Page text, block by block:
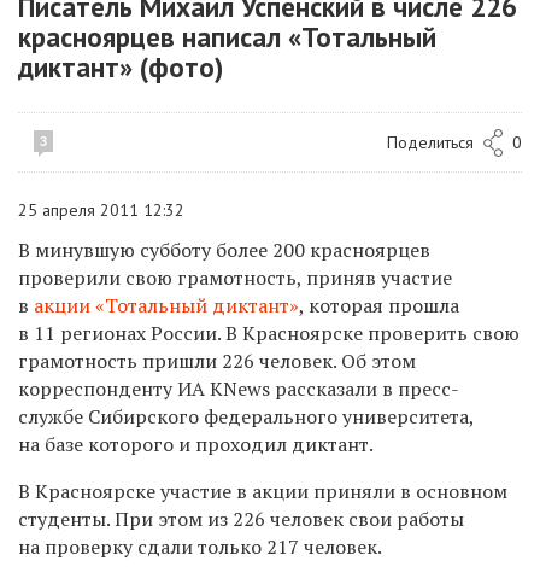
красноярцев написал «Тотальный
диктант» (фото)
3 Поделиться 0
25 апреля 2011 12:32
В минувшую субботу более 200 красноярцев
проверили свою грамотность, приняв участие
в акции «Тотальный диктант», которая прошла
в 11 регионах России. В Красноярске проверить свою
грамотность пришли 226 человек. Об этом
корреспонденту ИA KNews рассказали в пресс-
службе Сибирского федерального университета,
на базе которого и проходил диктант.
В Красноярске участие в акции приняли в основном
студенты. При этом из 226 человек свои работы
на проверку сдали только 217 человек.